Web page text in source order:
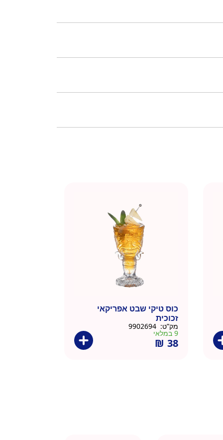
כוס טיקי שבט אפריקאי
זכוכית
מק”ט:
9 במלאי
₪ 38